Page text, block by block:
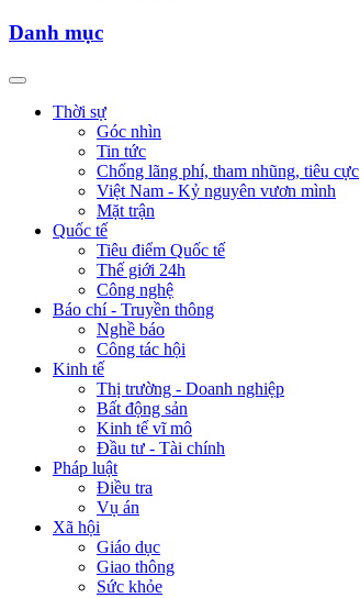
Danh mục
Thời sự
Góc nhìn
Tin tức
Chống lãng phí, tham nhũng, tiêu cực
Việt Nam - Kỷ nguyên vươn mình
Mặt trận
Quốc tế
Tiêu điểm Quốc tế
Thế giới 24h
Công nghệ
Báo chí - Truyền thông
Nghề báo
Công tác hội
Kinh tế
Thị trường - Doanh nghiệp
Bất động sản
Kinh tế vĩ mô
Đầu tư - Tài chính
Pháp luật
Điều tra
Vụ án
Xã hội
Giáo dục
Giao thông
Sức khỏe